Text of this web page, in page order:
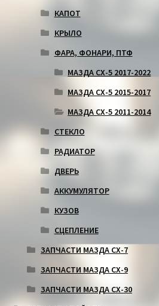
КАПОТ
КРЫЛО
ФАРА, ФОНАРИ, ПТФ
МАЗДА СХ-5 2017-2022
МАЗДА СХ-5 2015-2017
МАЗДА СХ-5 2011-2014
СТЕКЛО
РАДИАТОР
ДВЕРЬ
АККУМУЛЯТОР
КУЗОВ
СЦЕПЛЕНИЕ
ЗАПЧАСТИ МАЗДА СХ-7
ЗАПЧАСТИ МАЗДА СХ-9
ЗАПЧАСТИ МАЗДА СХ-30